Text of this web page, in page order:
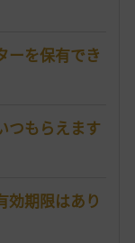
ーを保有でき
つもらえます
効期限はあり